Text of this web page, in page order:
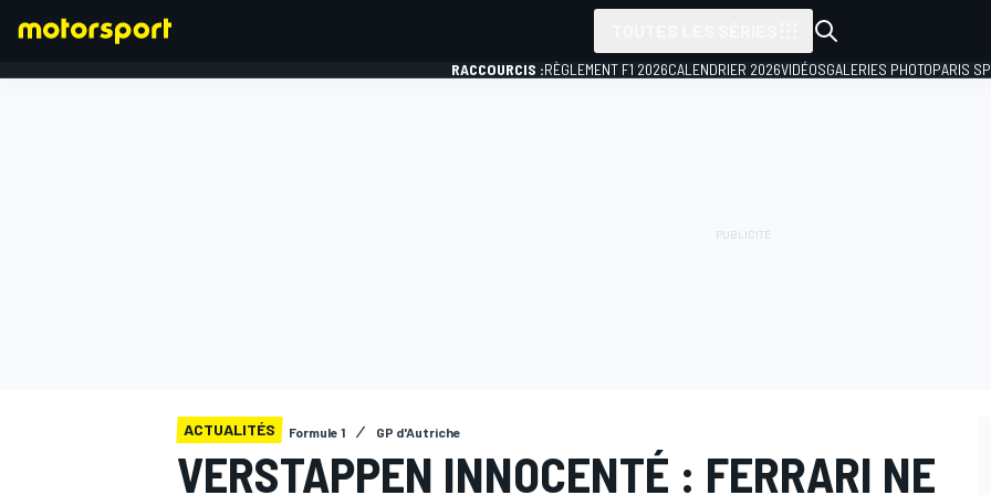
RACCOURCIS :RÈGLEMENT F1 2026CALENDRIER 2026VIDÉOSGALERIES PHOTOPARIS
ACTUALITÉS Formule 1 GP d'Autriche
VERSTAPPEN INNOCENTÉ : FERRARI NE